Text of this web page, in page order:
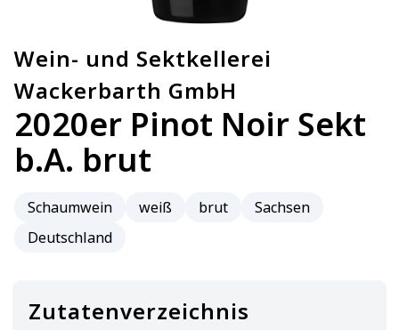
Wein- und Sektkellerei
Wackerbarth GmbH
2020er Pinot Noir Sekt
b.A. brut
Schaumwein weiß brut
Sachsen
Deutschland
Zutatenverzeichnis